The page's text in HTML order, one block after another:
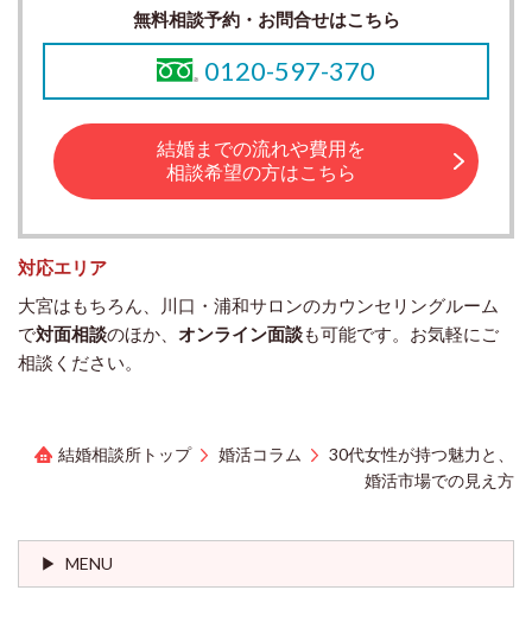
無料相談予約・お問合せはこちら
0120-597-370
結婚までの流れや費用を
相談希望の方はこちら
対応エリア
大宮はもちろん、川口・浦和サロンのカウンセリングルーム
で対面相談のほか、 オンライン面談も可能です。お気軽にご
相談ください。
結婚相談所トップ 婚活コラム
30代女性が持つ魅力と、
婚活市場での見え方
MENU